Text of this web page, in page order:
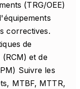
(TRG/OEE)
correctives.
de
et de
Suivre les
MTBF, MTTR,